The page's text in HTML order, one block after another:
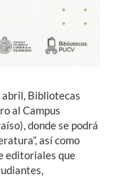
abril, Bibliotecas
al Campus
donde se podrá
así como
editoriales que